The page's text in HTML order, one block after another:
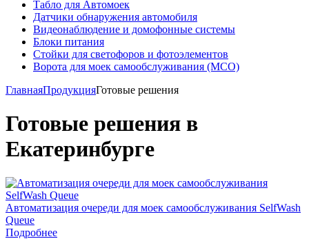
Табло для Автомоек
Датчики обнаружения автомобиля
Видеонаблюдение и домофонные системы
Блоки питания
Стойки для светофоров и фотоэлементов
Ворота для моек самообслуживания (МСО)
ГлавнаяПродукцияГотовые решения
Готовые решения в
Екатеринбурге
Автоматизация очереди для моек самообслуживания SelfWash
Queue
Подробнее